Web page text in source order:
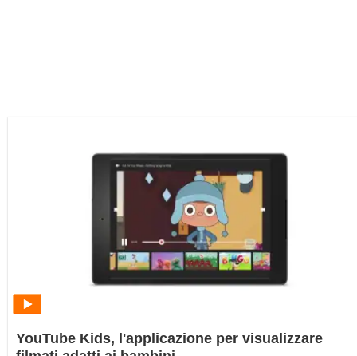
YouTube Kids, l'applicazione per visualizzare